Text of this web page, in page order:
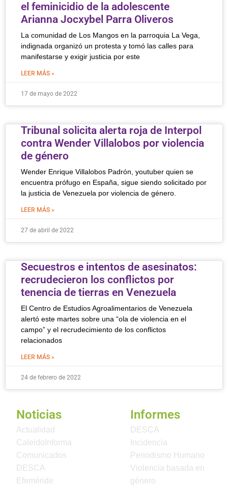
el feminicidio de la adolescente
Arianna Jocxybel Parra Oliveros
La comunidad de Los Mangos en la parroquia La Vega,
indignada organizó un protesta y tomó las calles para
manifestarse y exigir justicia por este
LEER MÁS »
17 de mayo de 2022
Tribunal solicita alerta roja de Interpol
contra Wender Villalobos por violencia
de género
Wender Enrique Villalobos Padrón, youtuber quien se
encuentra prófugo en España, sigue siendo solicitado por
la justicia de Venezuela por violencia de género.
LEER MÁS »
27 de abril de 2022
Secuestros e intentos de asesinatos:
recrudecieron los conflictos por
tenencia de tierras en Venezuela
El Centro de Estudios Agroalimentarios de Venezuela
alertó este martes sobre una “ola de violencia en el
campo” y el recrudecimiento de los conflictos
relacionados
LEER MÁS »
24 de febrero de 2022
Noticias
Actualidad
CaleidoInforma
Comunicados
DESCA
Efeméride
Informes
DESCA
Incidencia
Periodismo Humano
Violencia basada en
género